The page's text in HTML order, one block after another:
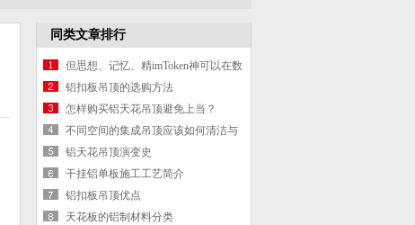
同类文章排行
但思想、记忆、精imToken神可以在数
字世界流传
铝扣板吊顶的选购方法
怎样购买铝天花吊顶避免上当？
不同空间的集成吊顶应该如何清洁与
保养？
铝天花吊顶演变史
干挂铝单板施工工艺简介
铝扣板吊顶优点
天花板的铝制材料分类